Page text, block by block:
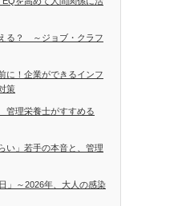
る？ ～ジョブ・クラフ
に！企業ができるインフ
策
理栄養士がすすめる
い」若手の本音と、管理
」～2026年、大人の感染